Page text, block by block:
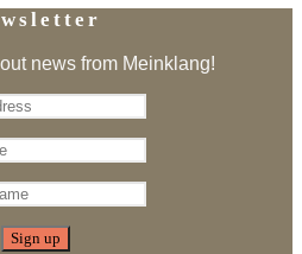
news from Meinklang!